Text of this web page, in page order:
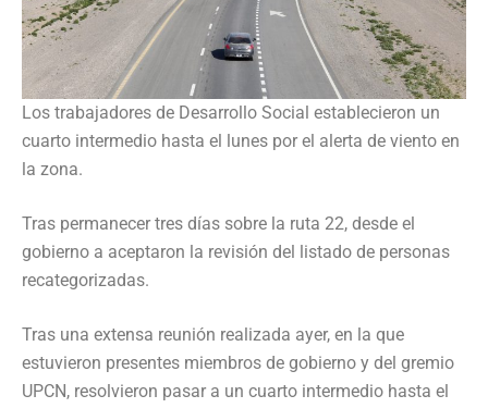
Los trabajadores de Desarrollo Social establecieron un
cuarto intermedio hasta el lunes por el alerta de viento en
la zona.
Tras permanecer tres días sobre la ruta 22, desde el
gobierno a aceptaron la revisión del listado de personas
recategorizadas.
Tras una extensa reunión realizada ayer, en la que
estuvieron presentes miembros de gobierno y del gremio
UPCN, resolvieron pasar a un cuarto intermedio hasta el